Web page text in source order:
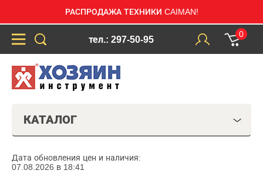
РАСПРОДАЖА ТЕХНИКИ CAIMAN!
тел.: 297-50-95
0
КАТАЛОГ
Дата обновления цен и наличия:
07.08.2026 в 18:41